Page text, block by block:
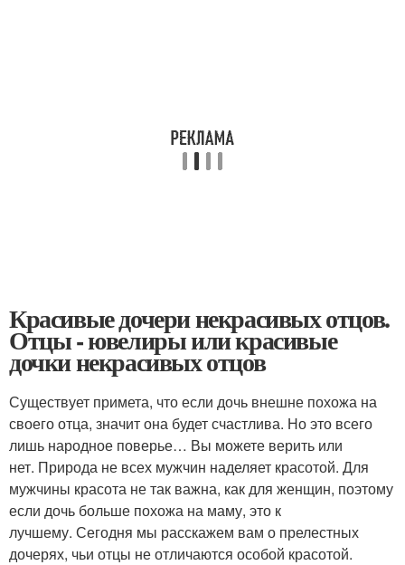
Красивые дочери некрасивых отцов.
Отцы - ювелиры или красивые
дочки некрасивых отцов
Существует примета, что если дочь внешне похожа на
своего отца, значит она будет счастлива. Но это всего
лишь народное поверье… Вы можете верить или
нет. Природа не всех мужчин наделяет красотой. Для
мужчины красота не так важна, как для женщин, поэтому
если дочь больше похожа на маму, это к
лучшему. Сегодня мы расскажем вам о прелестных
дочерях, чьи отцы не отличаются особой красотой.